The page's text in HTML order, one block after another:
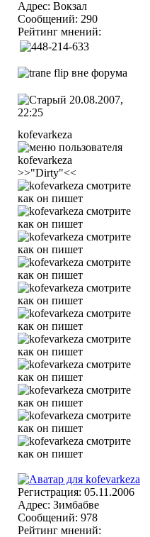
Адрес: Вокзал
Сообщений: 290
Рейтинг мнений:
20.08.2007,
22:25
kofevarkeza
>>"Dirty"<<
Регистрация: 05.11.2006
Адрес: Зимбабве
Сообщений: 978
Рейтинг мнений: